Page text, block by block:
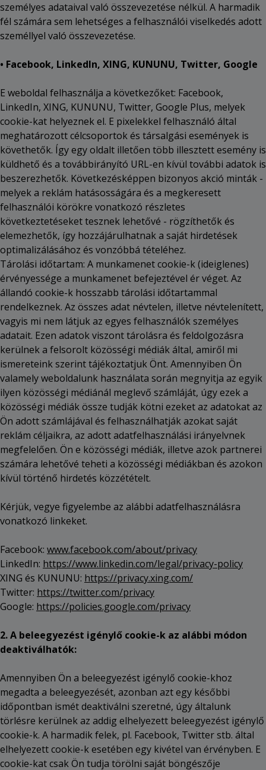
személyes adataival való összevezetése nélkül. A harmadik
fél számára sem lehetséges a felhasználói viselkedés adott
személlyel való összevezetése.
• Facebook, LinkedIn, XING, KUNUNU, Twitter, Google
E weboldal felhasználja a következőket: Facebook,
LinkedIn, XING, KUNUNU, Twitter, Google Plus, melyek
cookie-kat helyeznek el. E pixelekkel felhasználó által
meghatározott célcsoportok és társalgási események is
követhetők. Így egy oldalt illetően több illesztett esemény is
küldhető és a továbbirányító URL-en kívül további adatok is
beszerezhetők. Következésképpen bizonyos akció minták -
melyek a reklám hatásosságára és a megkeresett
felhasználói körökre vonatkozó részletes
következtetéseket tesznek lehetővé - rögzíthetők és
elemezhetők, így hozzájárulhatnak a saját hirdetések
optimalizálásához és vonzóbbá tételéhez.
Tárolási időtartam: A munkamenet cookie-k (ideiglenes)
érvényessége a munkamenet befejeztével ér véget. Az
állandó cookie-k hosszabb tárolási időtartammal
rendelkeznek. Az összes adat névtelen, illetve névtelenített,
vagyis mi nem látjuk az egyes felhasználók személyes
adatait. Ezen adatok viszont tárolásra és feldolgozásra
kerülnek a felsorolt közösségi médiák által, amiről mi
ismereteink szerint tájékoztatjuk Önt. Amennyiben Ön
valamely weboldalunk használata során megnyitja az egyik
ilyen közösségi médiánál meglevő számláját, úgy ezek a
közösségi médiák össze tudják kötni ezeket az adatokat az
Ön adott számlájával és felhasználhatják azokat saját
reklám céljaikra, az adott adatfelhasználási irányelvnek
megfelelően. Ön e közösségi médiák, illetve azok partnerei
számára lehetővé teheti a közösségi médiákban és azokon
kívül történő hirdetés közzétételt.
Kérjük, vegye figyelembe az alábbi adatfelhasználásra
vonatkozó linkeket.
Facebook: www.facebook.com/about/privacy
LinkedIn: https://www.linkedin.com/legal/privacy-policy
XING és KUNUNU: https://privacy.xing.com/
Twitter: https://twitter.com/privacy
Google: https://policies.google.com/privacy
2. A beleegyezést igénylő cookie-k az alábbi módon
deaktiválhatók:
Amennyiben Ön a beleegyezést igénylő cookie-khoz
megadta a beleegyezését, azonban azt egy későbbi
időpontban ismét deaktiválni szeretné, úgy általunk
törlésre kerülnek az addig elhelyezett beleegyezést igénylő
cookie-k. A harmadik felek, pl. Facebook, Twitter stb. által
elhelyezett cookie-k esetében egy kivétel van érvényben. E
cookie-kat csak Ön tudja törölni saját böngészője